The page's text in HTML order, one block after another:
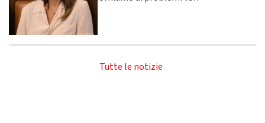
Tutte le notizie